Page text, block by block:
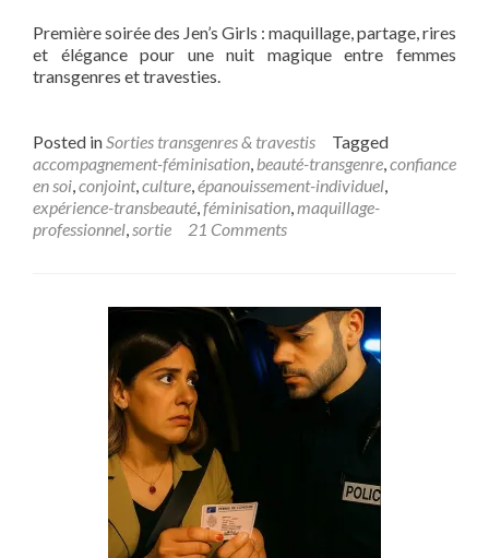
Première soirée des Jen’s Girls : maquillage, partage, rires
et élégance pour une nuit magique entre femmes
transgenres et travesties.
Posted inSorties transgenres & travestis
Tagged
accompagnement-féminisation, beauté-transgenre,confiance
en soi,conjoint,culture,épanouissement-individuel,
expérience-transbeauté,féminisation,maquillage-
professionnel,sortie 21 Comments